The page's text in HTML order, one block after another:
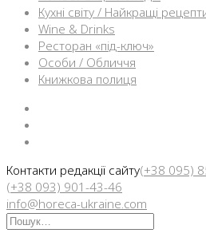
Кухні світу / Найкращі
Wine & Drinks
Ресторан «під-ключ»
Особи / Обличчя
Книжкова полиця
Контакти редакції сайту(+38 095)
(+38 093) 901-43-46
info@horeca-ukraine.com
Искать: